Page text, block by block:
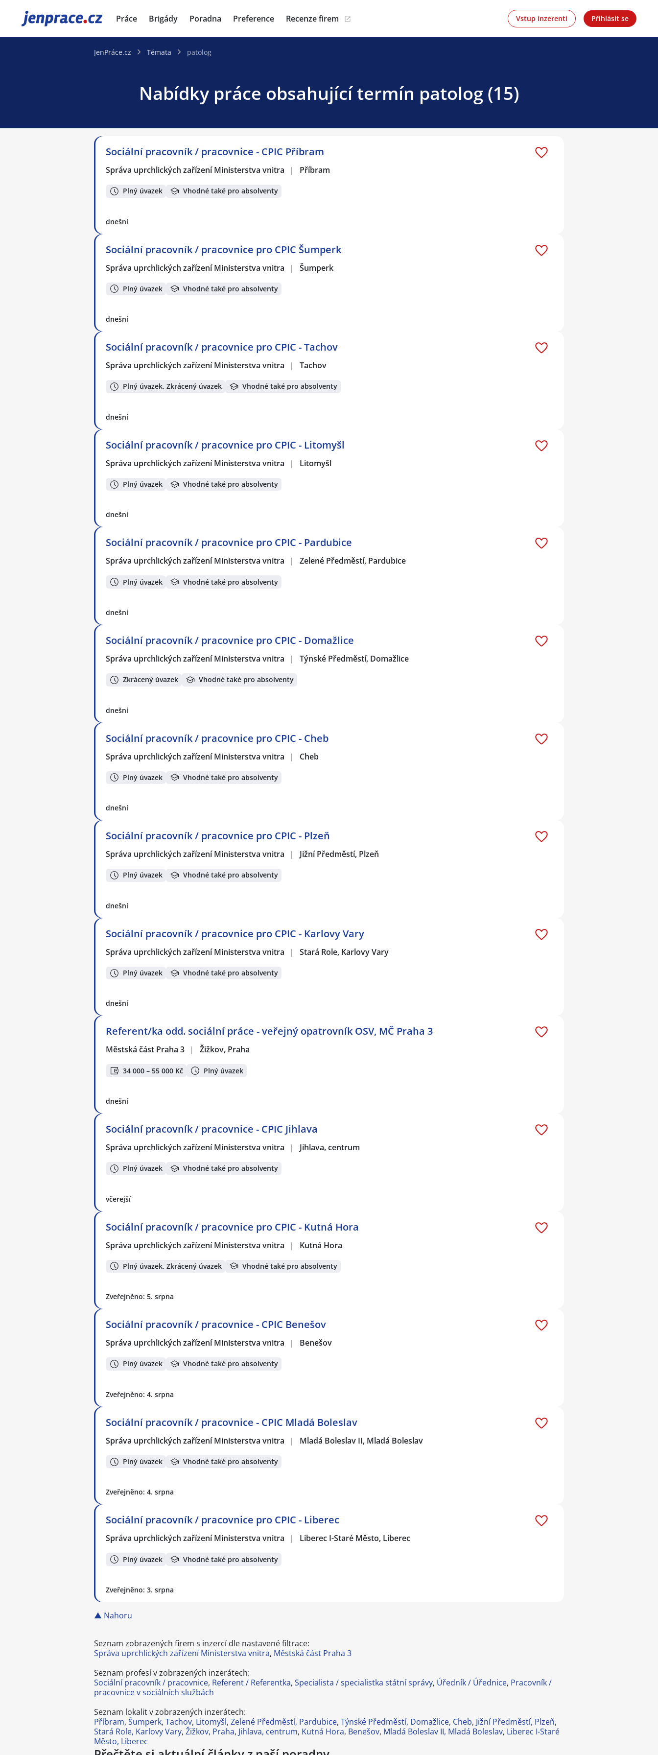
JenPráce.cz Práce Brigády Poradna Preference Recenze firem Vstup inzerenti Přihlásit se
JenPráce.cz Témata patolog
Nabídky práce obsahující termín patolog (15)
Sociální pracovník / pracovnice - CPIC Příbram
Správa uprchlických zařízení Ministerstva vnitra | Příbram
Plný úvazek Vhodné také pro absolventy
dnešní
Sociální pracovník / pracovnice pro CPIC Šumperk
Správa uprchlických zařízení Ministerstva vnitra | Šumperk
Plný úvazek Vhodné také pro absolventy
dnešní
Sociální pracovník / pracovnice pro CPIC - Tachov
Správa uprchlických zařízení Ministerstva vnitra | Tachov
Plný úvazek, Zkrácený úvazek Vhodné také pro absolventy
dnešní
Sociální pracovník / pracovnice pro CPIC - Litomyšl
Správa uprchlických zařízení Ministerstva vnitra | Litomyšl
Plný úvazek Vhodné také pro absolventy
dnešní
Sociální pracovník / pracovnice pro CPIC - Pardubice
Správa uprchlických zařízení Ministerstva vnitra | Zelené Předměstí, Pardubice
Plný úvazek Vhodné také pro absolventy
dnešní
Sociální pracovník / pracovnice pro CPIC - Domažlice
Správa uprchlických zařízení Ministerstva vnitra | Týnské Předměstí, Domažlice
Zkrácený úvazek Vhodné také pro absolventy
dnešní
Sociální pracovník / pracovnice pro CPIC - Cheb
Správa uprchlických zařízení Ministerstva vnitra | Cheb
Plný úvazek Vhodné také pro absolventy
dnešní
Sociální pracovník / pracovnice pro CPIC - Plzeň
Správa uprchlických zařízení Ministerstva vnitra | Jižní Předměstí, Plzeň
Plný úvazek Vhodné také pro absolventy
dnešní
Sociální pracovník / pracovnice pro CPIC - Karlovy Vary
Správa uprchlických zařízení Ministerstva vnitra | Stará Role, Karlovy Vary
Plný úvazek Vhodné také pro absolventy
dnešní
Referent/ka odd. sociální práce - veřejný opatrovník OSV, MČ Praha 3
Městská část Praha 3 | Žižkov, Praha
34 000 – 55 000 Kč Plný úvazek
dnešní
Sociální pracovník / pracovnice - CPIC Jihlava
Správa uprchlických zařízení Ministerstva vnitra | Jihlava, centrum
Plný úvazek Vhodné také pro absolventy
včerejší
Sociální pracovník / pracovnice pro CPIC - Kutná Hora
Správa uprchlických zařízení Ministerstva vnitra | Kutná Hora
Plný úvazek, Zkrácený úvazek Vhodné také pro absolventy
Zveřejněno: 5. srpna
Sociální pracovník / pracovnice - CPIC Benešov
Správa uprchlických zařízení Ministerstva vnitra | Benešov
Plný úvazek Vhodné také pro absolventy
Zveřejněno: 4. srpna
Sociální pracovník / pracovnice - CPIC Mladá Boleslav
Správa uprchlických zařízení Ministerstva vnitra | Mladá Boleslav II, Mladá Boleslav
Plný úvazek Vhodné také pro absolventy
Zveřejněno: 4. srpna
Sociální pracovník / pracovnice pro CPIC - Liberec
Správa uprchlických zařízení Ministerstva vnitra | Liberec I-Staré Město, Liberec
Plný úvazek Vhodné také pro absolventy
Zveřejněno: 3. srpna
▲ Nahoru
Seznam zobrazených firem s inzercí dle nastavené filtrace:
Správa uprchlických zařízení Ministerstva vnitra, Městská část Praha 3
Seznam profesí v zobrazených inzerátech:
Sociální pracovník / pracovnice, Referent / Referentka, Specialista / specialistka státní správy, Úředník / Úřednice, Pracovník /
pracovnice v sociálních službách
Seznam lokalit v zobrazených inzerátech:
Příbram, Šumperk, Tachov, Litomyšl, Zelené Předměstí, Pardubice, Týnské Předměstí, Domažlice, Cheb, Jižní Předměstí, Plzeň,
Stará Role, Karlovy Vary, Žižkov, Praha, Jihlava, centrum, Kutná Hora, Benešov, Mladá Boleslav II, Mladá Boleslav, Liberec I-Staré
Město, Liberec